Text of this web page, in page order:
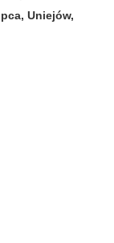
Uniejów,